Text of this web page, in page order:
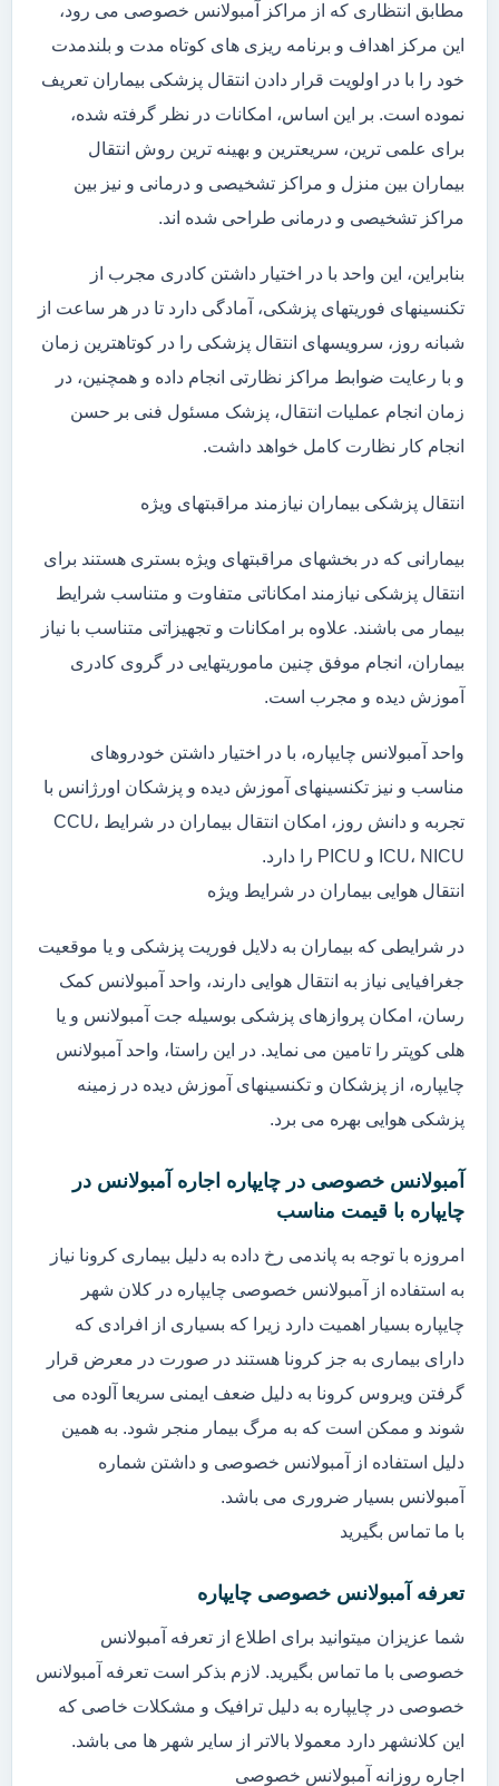
مطابق انتظاری که از مراکز آمبولانس خصوصی می رود،
این مرکز اهداف و برنامه ریزی های کوتاه مدت و بلندمدت
خود را با در اولویت قرار دادن انتقال پزشکی بیماران تعریف
نموده است. بر این اساس، امکانات در نظر گرفته شده،
برای علمی ترین، سریعترین و بهینه ترین روش انتقال
بیماران بین منزل و مراکز تشخیصی و درمانی و نیز بین
مراکز تشخیصی و درمانی طراحی شده اند.
بنابراین، این واحد با در اختیار داشتن کادری مجرب از
تکنسینهای فوریتهای پزشکی، آمادگی دارد تا در هر ساعت از
شبانه روز، سرویسهای انتقال پزشکی را در کوتاهترین زمان
و با رعایت ضوابط مراکز نظارتی انجام داده و همچنین، در
زمان انجام عملیات انتقال، پزشک مسئول فنی بر حسن
انجام کار نظارت کامل خواهد داشت.
انتقال پزشکی بیماران نیازمند مراقبتهای ویژه
بیمارانی که در بخشهای مراقبتهای ویژه بستری هستند برای
انتقال پزشکی نیازمند امکاناتی متفاوت و متناسب شرایط
بیمار می باشند. علاوه بر امکانات و تجهیزاتی متناسب با نیاز
بیماران، انجام موفق چنین ماموریتهایی در گروی کادری
آموزش دیده و مجرب است.
واحد آمبولانس چایپاره، با در اختیار داشتن خودروهای
مناسب و نیز تکنسینهای آموزش دیده و پزشکان اورژانس با
تجربه و دانش روز، امکان انتقال بیماران در شرایط CCU،
ICU، NICU و PICU را دارد.
انتقال هوایی بیماران در شرایط ویژه
در شرایطی که بیماران به دلایل فوریت پزشکی و یا موقعیت
جغرافیایی نیاز به انتقال هوایی دارند، واحد آمبولانس کمک
رسان، امکان پروازهای پزشکی بوسیله جت آمبولانس و یا
هلی کوپتر را تامین می نماید. در این راستا، واحد آمبولانس
چایپاره، از پزشکان و تکنسینهای آموزش دیده در زمینه
پزشکی هوایی بهره می برد.
آمبولانس خصوصی در چایپاره اجاره آمبولانس در
چایپاره با قیمت مناسب
امروزه با توجه به پاندمی رخ داده به دلیل بیماری کرونا نیاز
به استفاده از آمبولانس خصوصی چایپاره در کلان شهر
چایپاره بسیار اهمیت دارد زیرا که بسیاری از افرادی که
دارای بیماری به جز کرونا هستند در صورت در معرض قرار
گرفتن ویروس کرونا به دلیل ضعف ایمنی سریعا آلوده می
شوند و ممکن است که به مرگ بیمار منجر شود. به همین
دلیل استفاده از آمبولانس خصوصی و داشتن شماره
آمبولانس بسیار ضروری می باشد.
با ما تماس بگیرید
تعرفه آمبولانس خصوصی چایپاره
شما عزیزان میتوانید برای اطلاع از تعرفه آمبولانس
خصوصی با ما تماس بگیرید. لازم بذکر است تعرفه آمبولانس
خصوصی در چایپاره به دلیل ترافیک و مشکلات خاصی که
این کلانشهر دارد معمولا بالاتر از سایر شهر ها می باشد.
اجاره روزانه آمبولانس خصوصی